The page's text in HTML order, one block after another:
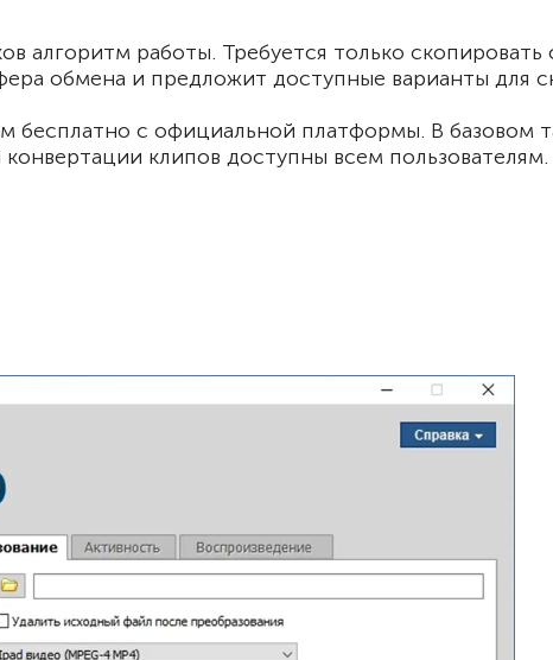
алгоритм работы. Требуется только скопировать
обмена и предложит доступные варианты для
бесплатно с официальной платформы. В базовом
клипов доступны всем пользователям.